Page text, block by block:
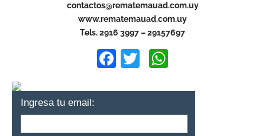
contactos@rematemauad.com.uy
www.rematemauad.com.uy
Tels. 2916 3997 – 29157697
Facebook
Twitter
Ingresa tu email: